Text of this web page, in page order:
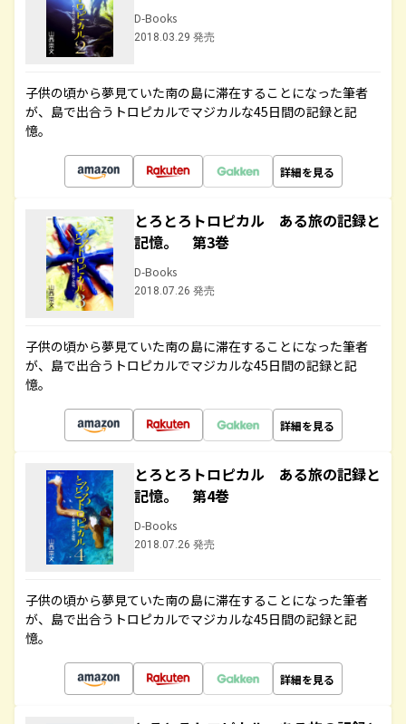
D-Books
2018.03.29 発売
子供の頃から夢見ていた南の島に滞在することになった筆者
が、島で出合うトロピカルでマジカルな45日間の記録と記
憶。
詳細を見る
とろとろトロピカル ある旅の記録と
記憶。 第3巻
D-Books
2018.07.26 発売
子供の頃から夢見ていた南の島に滞在することになった筆者
が、島で出合うトロピカルでマジカルな45日間の記録と記
憶。
詳細を見る
とろとろトロピカル ある旅の記録と
記憶。 第4巻
D-Books
2018.07.26 発売
子供の頃から夢見ていた南の島に滞在することになった筆者
が、島で出合うトロピカルでマジカルな45日間の記録と記
憶。
詳細を見る